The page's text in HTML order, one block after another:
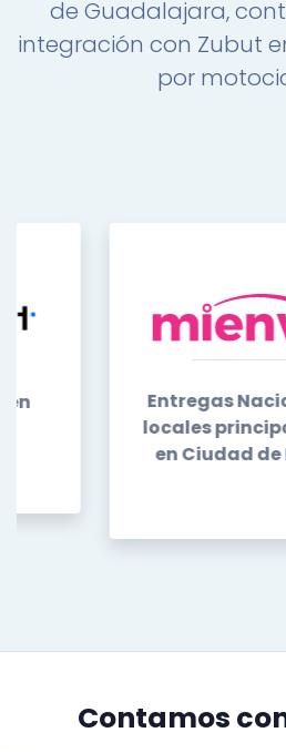
de Guadalajara,
integración con Zubut
por
en
Entregas
locales
en Ciudad de
Contamos